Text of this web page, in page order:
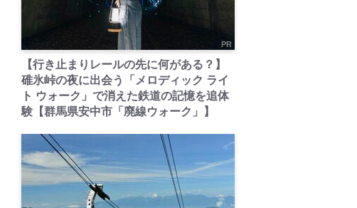
PR
【行き止まりレールの先に何がある？】
碓氷峠の夜に出会う「メロディック ライ
ト ウォーク」で消えた鉄道の記憶を追体
験【群馬県安中市「廃線ウォーク」】